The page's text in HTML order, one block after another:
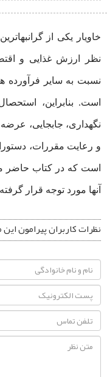
خاویار یکی از
نظر ارزش غذایی و
نسبت به سایر فرآورده‌
است. بنابراین،
نگهداری، جابجایی،
و رعایت مقررات،
است که در کتاب حاضر
آنها مورد توجه قرار
نظرات کاربران پیرامون